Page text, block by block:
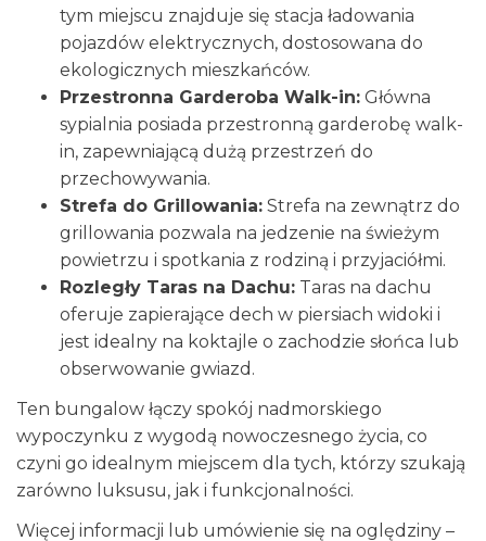
tym miejscu znajduje się stacja ładowania
pojazdów elektrycznych, dostosowana do
ekologicznych mieszkańców.
Przestronna Garderoba Walk-in: Główna
sypialnia posiada przestronną garderobę walk-
in, zapewniającą dużą przestrzeń do
przechowywania.
Strefa do Grillowania: Strefa na zewnątrz do
grillowania pozwala na jedzenie na świeżym
powietrzu i spotkania z rodziną i przyjaciółmi.
Rozległy Taras na Dachu: Taras na dachu
oferuje zapierające dech w piersiach widoki i
jest idealny na koktajle o zachodzie słońca lub
obserwowanie gwiazd.
Ten bungalow łączy spokój nadmorskiego
wypoczynku z wygodą nowoczesnego życia, co
czyni go idealnym miejscem dla tych, którzy szukają
zarówno luksusu, jak i funkcjonalności.
Więcej informacji lub umówienie się na oględziny –